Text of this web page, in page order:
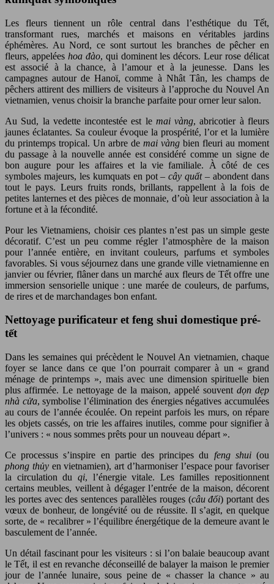
Les fleurs tiennent un rôle central dans l’esthétique du Tết,
transformant rues, marchés et maisons en véritables jardins
éphémères. Au Nord, ce sont surtout les branches de pêcher en
fleurs, appelées hoa đào, qui dominent les décors. Leur rose délicat
est associé à la chance, à l’amour et à la jeunesse. Dans les
campagnes autour de Hanoï, comme à Nhât Tân, les champs de
pêchers attirent des milliers de visiteurs à l’approche du Nouvel An
vietnamien, venus choisir la branche parfaite pour orner leur salon.
Au Sud, la vedette incontestée est le mai vàng, abricotier à fleurs
jaunes éclatantes. Sa couleur évoque la prospérité, l’or et la lumière
du printemps tropical. Un arbre de mai vàng bien fleuri au moment
du passage à la nouvelle année est considéré comme un signe de
bon augure pour les affaires et la vie familiale. À côté de ces
symboles majeurs, les kumquats en pot –cây quất– abondent dans
tout le pays. Leurs fruits ronds, brillants, rappellent à la fois de
petites lanternes et des pièces de monnaie, d’où leur association à la
fortune et à la fécondité.
Pour les Vietnamiens, choisir ces plantes n’est pas un simple geste
décoratif. C’est un peu comme régler l’atmosphère de la maison
pour l’année entière, en invitant couleurs, parfums et symboles
favorables. Si vous séjournez dans une grande ville vietnamienne en
janvier ou février, flâner dans un marché aux fleurs de Tết offre une
immersion sensorielle unique : une marée de couleurs, de parfums,
de rires et de marchandages bon enfant.
Nettoyage purificateur et feng shui domestique pré-
tết
Dans les semaines qui précèdent le Nouvel An vietnamien, chaque
foyer se lance dans ce que l’on pourrait comparer à un « grand
ménage de printemps », mais avec une dimension spirituelle bien
plus affirmée. Le nettoyage de la maison, appelé souvent dọn dẹp
nhà cửa, symbolise l’élimination des énergies négatives accumulées
au cours de l’année écoulée. On repeint parfois les murs, on répare
les objets cassés, on trie les affaires inutiles, comme pour signifier à
l’univers : « nous sommes prêts pour un nouveau départ ».
Ce processus s’inspire en partie des principes du feng shui(ou
phong thủyen vietnamien), art d’harmoniser l’espace pour favoriser
la circulation du qi, l’énergie vitale. Les familles repositionnent
certains meubles, veillent à dégager l’entrée de la maison, décorent
les portes avec des sentences parallèles rouges (câu đối) portant des
vœux de bonheur, de longévité ou de réussite. Il s’agit, en quelque
sorte, de « recalibrer » l’équilibre énergétique de la demeure avant le
basculement de l’année.
Un détail fascinant pour les visiteurs : si l’on balaie beaucoup avant
le Tết, il est en revanche déconseillé de balayer la maison le premier
jour de l’année lunaire, sous peine de « chasser la chance » au